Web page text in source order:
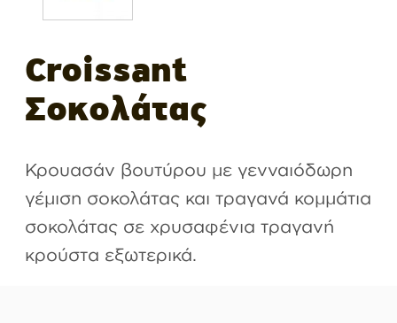
Croissant
Σοκολάτας
Κρουασάν βουτύρου με γενναιόδωρη
γέμιση σοκολάτας και τραγανά κομμάτια
σοκολάτας σε χρυσαφένια τραγανή
κρούστα εξωτερικά.